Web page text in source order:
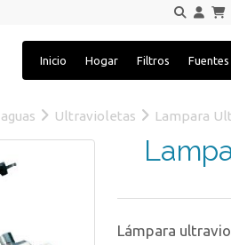
Inicio Hogar Filtros Fuentes
Ultravioletas Lampara
Lámpara